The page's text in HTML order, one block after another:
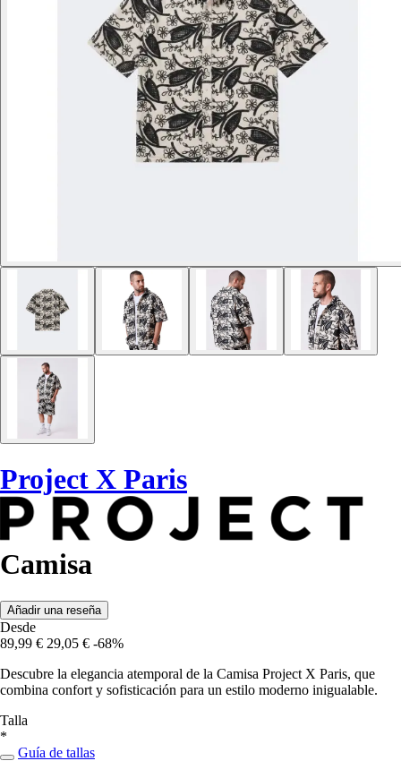
Project X Paris
Camisa
Añadir una reseña
Desde
89,99 € 29,05 € -68%
Descubre la elegancia atemporal de la Camisa Project X Paris, que
combina confort y sofisticación para un estilo moderno inigualable.
Talla
*
Guía de tallas